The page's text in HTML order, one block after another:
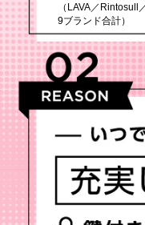
（LAVA／
9ブランド合計）